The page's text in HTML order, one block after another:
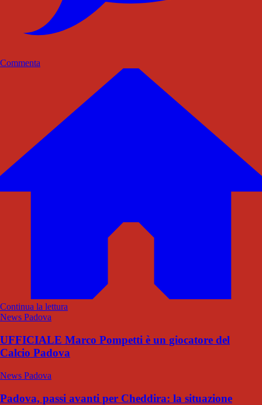
Commenta
Continua la lettura
News Padova
UFFICIALE Marco Pompetti è un giocatore del
Calcio Padova
News Padova
Padova, passi avanti per Cheddira: la situazione